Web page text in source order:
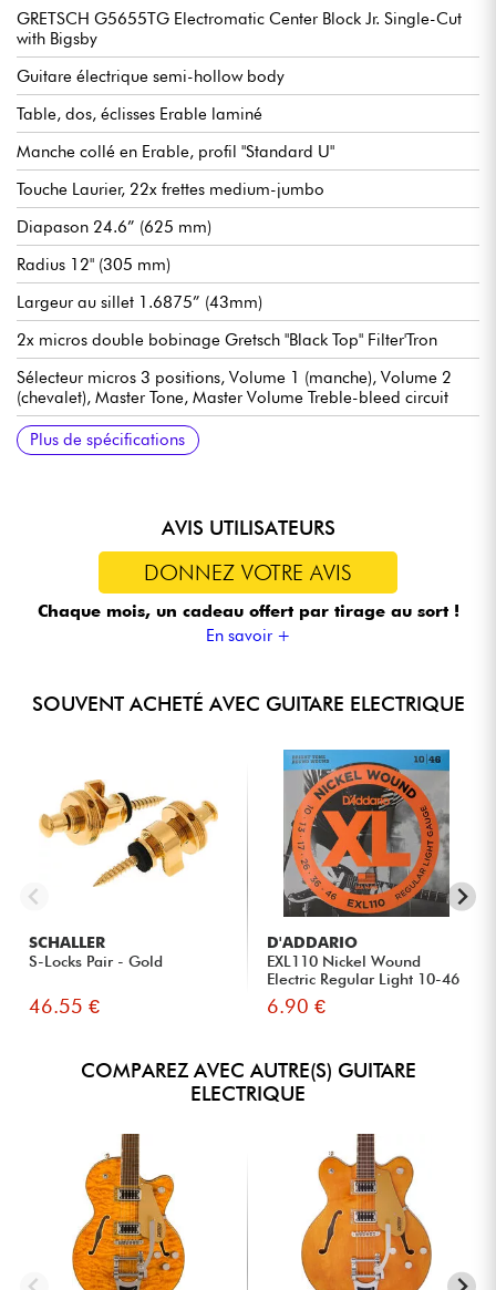
GRETSCH G5655TG Electromatic Center Block Jr. Single-Cut
with Bigsby
Guitare électrique semi-hollow body
Table, dos, éclisses Erable laminé
Manche collé en Erable, profil "Standard U"
Touche Laurier, 22x frettes medium-jumbo
Diapason 24.6” (625 mm)
Radius 12" (305 mm)
Largeur au sillet 1.6875” (43mm)
2x micros double bobinage Gretsch "Black Top" Filter'Tron
Sélecteur micros 3 positions, Volume 1 (manche), Volume 2
(chevalet), Master Tone, Master Volume Treble-bleed circuit
Chevalet Gretsch Adjusto-Matic
Vibrato sous license Bigsby B70
Mécaniques Gretsch Vintage Style Open-Back
Sillet Graph Tech NuBone
Verni uréthane brillant
Etui Gretsch optionnel 0996505000
Housse Gretsch optionnelle 0994640000
Plus de spécifications
AVIS UTILISATEURS
DONNEZ VOTRE AVIS
Chaque mois, un cadeau offert par tirage au sort !
En savoir +
SOUVENT ACHETÉ AVEC GUITARE ELECTRIQUE
SCHALLER
S-Locks Pair - Gold
46.55 €
D'ADDARIO
EXL110 Nickel Wound
Electric Regular Light 10-46
6.90 €
COMPAREZ AVEC AUTRE(S) GUITARE
ELECTRIQUE